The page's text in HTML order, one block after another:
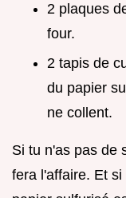
2 plaques
four.
2 tapis de
du papier
ne collent.
Si tu n'as pas de
fera l'affaire. Et